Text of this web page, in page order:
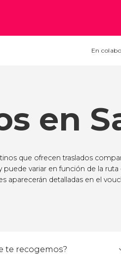
Reino Unido
Marrakech
Estambul
Turquía
En
en
que ofrecen traslados
puede variar en función de la
aparecerán detalladas en el